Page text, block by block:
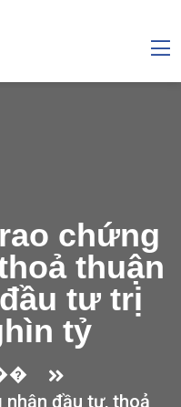
chứng
thuận
tư trị
tỷ
nhận đầu tư, thoả